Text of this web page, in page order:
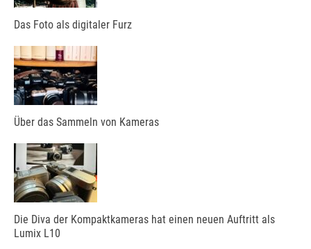
Das Foto als digitaler Furz
Über das Sammeln von Kameras
Die Diva der Kompaktkameras hat einen neuen Auftritt als
Lumix L10